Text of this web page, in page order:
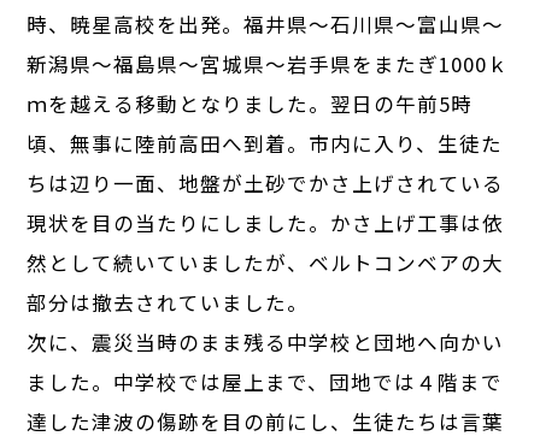
時、暁星高校を出発。福井県～石川県～富山県～
新潟県～福島県～宮城県～岩手県をまたぎ1000ｋ
ｍを越える移動となりました。翌日の午前5時
頃、無事に陸前高田へ到着。市内に入り、生徒た
ちは辺り一面、地盤が土砂でかさ上げされている
現状を目の当たりにしました。かさ上げ工事は依
然として続いていましたが、ベルトコンベアの大
部分は撤去されていました。
次に、震災当時のまま残る中学校と団地へ向かい
ました。中学校では屋上まで、団地では４階まで
達した津波の傷跡を目の前にし、生徒たちは言葉